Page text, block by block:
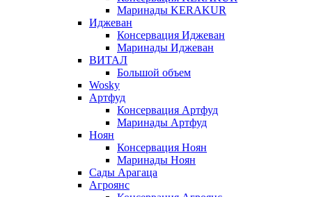
Маринады KERAKUR
Иджеван
Консервация Иджеван
Маринады Иджеван
ВИТАЛ
Большой объем
Wosky
Артфуд
Консервация Артфуд
Маринады Артфуд
Ноян
Консервация Ноян
Маринады Ноян
Сады Арагаца
Агроянс